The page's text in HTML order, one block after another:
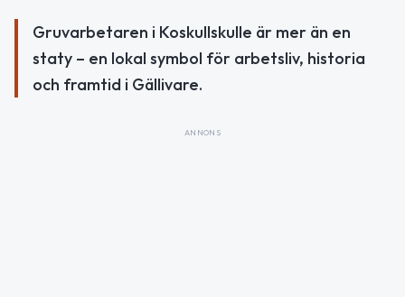
Gruvarbetaren i Koskullskulle är mer än en
staty – en lokal symbol för arbetsliv, historia
och framtid i Gällivare.
ANNONS